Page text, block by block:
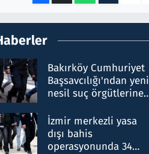
Bakırköy Cumhuriyet
Başsavcılığı'ndan yeni
nesil suç örgütlerine
hakkında gözaltı kararı
İzmir merkezli yasa
dışı bahis
operasyonunda 34